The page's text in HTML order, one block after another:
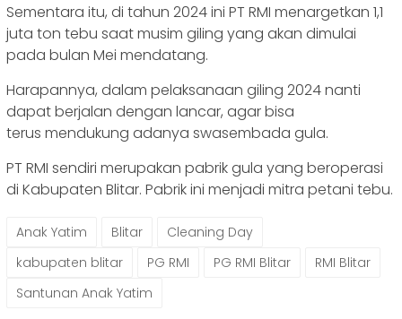
Sementara itu, di tahun 2024 ini PT RMI menargetkan 1,1
juta ton tebu saat musim giling yang akan dimulai
pada bulan Mei mendatang.
Harapannya, dalam pelaksanaan giling 2024 nanti
dapat berjalan dengan lancar, agar bisa
terus mendukung adanya swasembada gula.
PT RMI sendiri merupakan pabrik gula yang beroperasi
di Kabupaten Blitar. Pabrik ini menjadi mitra petani tebu.
Anak Yatim Blitar
Cleaning Day
kabupaten blitar
PG RMI PG RMI Blitar
RMI Blitar
Santunan Anak Yatim